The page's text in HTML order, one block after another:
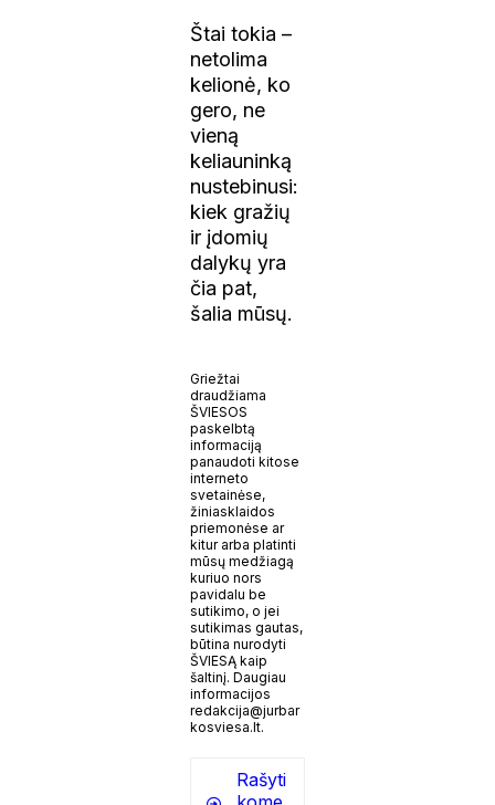
Štai tokia –
netolima
kelionė, ko
gero, ne
vieną
keliauninką
nustebinusi:
kiek gražių
ir įdomių
dalykų yra
čia pat,
šalia mūsų.
Griežtai
draudžiama
ŠVIESOS
paskelbtą
informaciją
panaudoti kitose
interneto
svetainėse,
žiniasklaidos
priemonėse ar
kitur arba platinti
mūsų medžiagą
kuriuo nors
pavidalu be
sutikimo, o jei
sutikimas gautas,
būtina nurodyti
ŠVIESĄ kaip
šaltinį. Daugiau
informacijos
redakcija@jurbar
kosviesa.lt.
Rašyti